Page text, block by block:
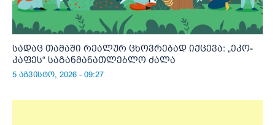
სადაც თამაში რეალურ ცხოვრებად იქცევა: „ეკო-
კაფეს“ საგანმანათლებლო ძალა
5 აგვისტო, 2026 - 09:27